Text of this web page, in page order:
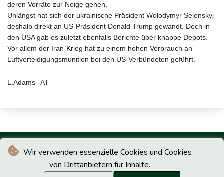
Wir verwenden essenzielle Cookies und Cookies
von Drittanbietern für Inhalte.
deren Vorräte zur Neige gehen.
Unlängst hat sich der ukrainische Präsident Wolodymyr Selenskyj
deshalb direkt an US-Präsident Donald Trump gewandt. Doch in
den USA gab es zuletzt ebenfalls Berichte über knappe Depots.
Vor allem der Iran-Krieg hat zu einem hohen Verbrauch an
Luftverteidigungsmunition bei den US-Verbündeten geführt.
L.Adams--AT